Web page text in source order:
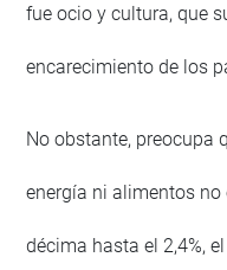
fue ocio y cultura, que
encarecimiento de los
No obstante, preocupa
energía ni alimentos
décima hasta el 2,4%,